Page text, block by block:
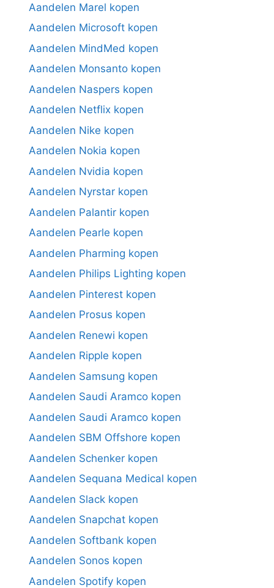
Aandelen Marel kopen
Aandelen Microsoft kopen
Aandelen MindMed kopen
Aandelen Monsanto kopen
Aandelen Naspers kopen
Aandelen Netflix kopen
Aandelen Nike kopen
Aandelen Nokia kopen
Aandelen Nvidia kopen
Aandelen Nyrstar kopen
Aandelen Palantir kopen
Aandelen Pearle kopen
Aandelen Pharming kopen
Aandelen Philips Lighting kopen
Aandelen Pinterest kopen
Aandelen Prosus kopen
Aandelen Renewi kopen
Aandelen Ripple kopen
Aandelen Samsung kopen
Aandelen Saudi Aramco kopen
Aandelen Saudi Aramco kopen
Aandelen SBM Offshore kopen
Aandelen Schenker kopen
Aandelen Sequana Medical kopen
Aandelen Slack kopen
Aandelen Snapchat kopen
Aandelen Softbank kopen
Aandelen Sonos kopen
Aandelen Spotify kopen